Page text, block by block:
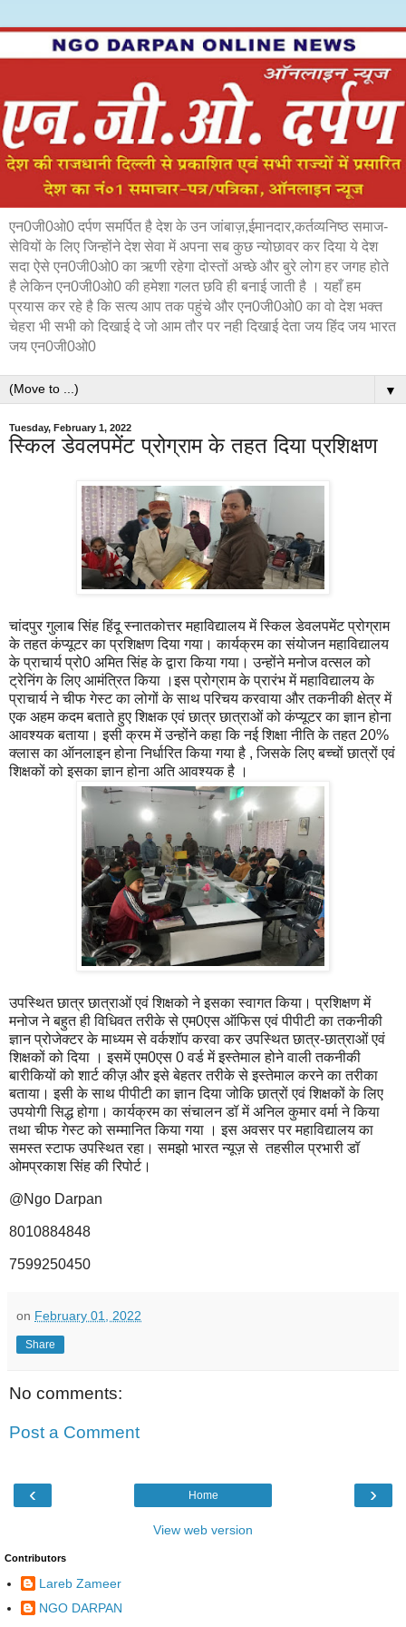
एन0जी0ओ0 दर्पण समर्पित है देश के उन जांबाज़,ईमानदार,कर्तव्यनिष्ठ समाज-
सेवियों के लिए जिन्होंने देश सेवा में अपना सब कुछ न्योछावर कर दिया ये देश
सदा ऐसे एन0जी0ओ0 का ऋणी रहेगा दोस्तों अच्छे और बुरे लोग हर जगह होते
है लेकिन एन0जी0ओ0 की हमेशा गलत छवि ही बनाई जाती है । यहाँ हम
प्रयास कर रहे है कि सत्य आप तक पहुंचे और एन0जी0ओ0 का वो देश भक्त
चेहरा भी सभी को दिखाई दे जो आम तौर पर नही दिखाई देता जय हिंद जय भारत
जय एन0जी0ओ0
▼
Tuesday, February 1, 2022
स्किल डेवलपमेंट प्रोग्राम के तहत दिया प्रशिक्षण
चांदपुर गुलाब सिंह हिंदू स्नातकोत्तर महाविद्यालय में स्किल डेवलपमेंट प्रोग्राम
के तहत कंप्यूटर का प्रशिक्षण दिया गया। कार्यक्रम का संयोजन महाविद्यालय
के प्राचार्य प्रो0 अमित सिंह के द्वारा किया गया। उन्होंने मनोज वत्सल को
ट्रेनिंग के लिए आमंत्रित किया ।इस प्रोग्राम के प्रारंभ में महाविद्यालय के
प्राचार्य ने चीफ गेस्ट का लोगों के साथ परिचय करवाया और तकनीकी क्षेत्र में
एक अहम कदम बताते हुए शिक्षक एवं छात्र छात्राओं को कंप्यूटर का ज्ञान होना
आवश्यक बताया। इसी क्रम में उन्होंने कहा कि नई शिक्षा नीति के तहत 20%
क्लास का ऑनलाइन होना निर्धारित किया गया है , जिसके लिए बच्चों छात्रों एवं
शिक्षकों को इसका ज्ञान होना अति आवश्यक है ।
उपस्थित छात्र छात्राओं एवं शिक्षको ने इसका स्वागत किया। प्रशिक्षण में
मनोज ने बहुत ही विधिवत तरीके से एम0एस ऑफिस एवं पीपीटी का तकनीकी
ज्ञान प्रोजेक्टर के माध्यम से वर्कशॉप करवा कर उपस्थित छात्र-छात्राओं एवं
शिक्षकों को दिया । इसमें एम0एस 0 वर्ड में इस्तेमाल होने वाली तकनीकी
बारीकियों को शार्ट कीज़ और इसे बेहतर तरीके से इस्तेमाल करने का तरीका
बताया। इसी के साथ पीपीटी का ज्ञान दिया जोकि छात्रों एवं शिक्षकों के लिए
उपयोगी सिद्ध होगा। कार्यक्रम का संचालन डॉ में अनिल कुमार वर्मा ने किया
तथा चीफ गेस्ट को सम्मानित किया गया । इस अवसर पर महाविद्यालय का
समस्त स्टाफ उपस्थित रहा। समझो भारत न्यूज़ से तहसील प्रभारी डॉ
ओमप्रकाश सिंह की रिपोर्ट।
@Ngo Darpan
8010884848
7599250450
on February 01, 2022
Share
No comments:
Post a Comment
‹ ›
Home
View web version
Contributors
Lareb Zameer
NGO DARPAN